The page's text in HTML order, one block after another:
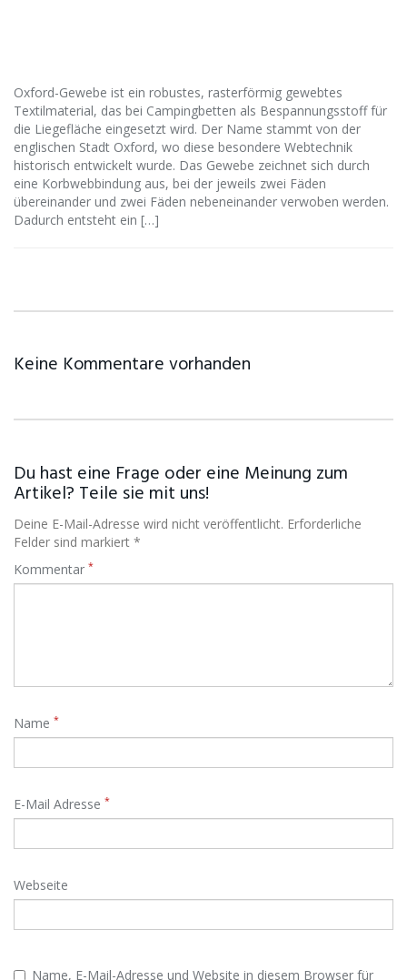
Oxford-Gewebe ist ein robustes, rasterförmig gewebtes
Textilmaterial, das bei Campingbetten als Bespannungsstoff für
die Liegefläche eingesetzt wird. Der Name stammt von der
englischen Stadt Oxford, wo diese besondere Webtechnik
historisch entwickelt wurde. Das Gewebe zeichnet sich durch
eine Korbwebbindung aus, bei der jeweils zwei Fäden
übereinander und zwei Fäden nebeneinander verwoben werden.
Dadurch entsteht ein […]
Keine Kommentare vorhanden
Du hast eine Frage oder eine Meinung zum
Artikel? Teile sie mit uns!
Deine E-Mail-Adresse wird nicht veröffentlicht. Erforderliche
Felder sind markiert *
Kommentar *
Name *
E-Mail Adresse *
Webseite
Name, E-Mail-Adresse und Website in diesem Browser für